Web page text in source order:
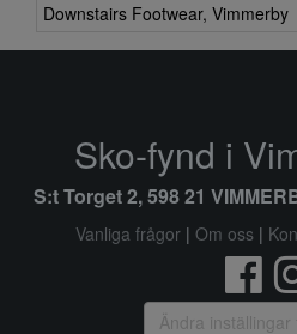
Downstairs Footwear, Vimmerby
Sko-fynd i
S:t Torget 2, 598 21
Vanliga frågor | Om oss |
Ändra inställingar